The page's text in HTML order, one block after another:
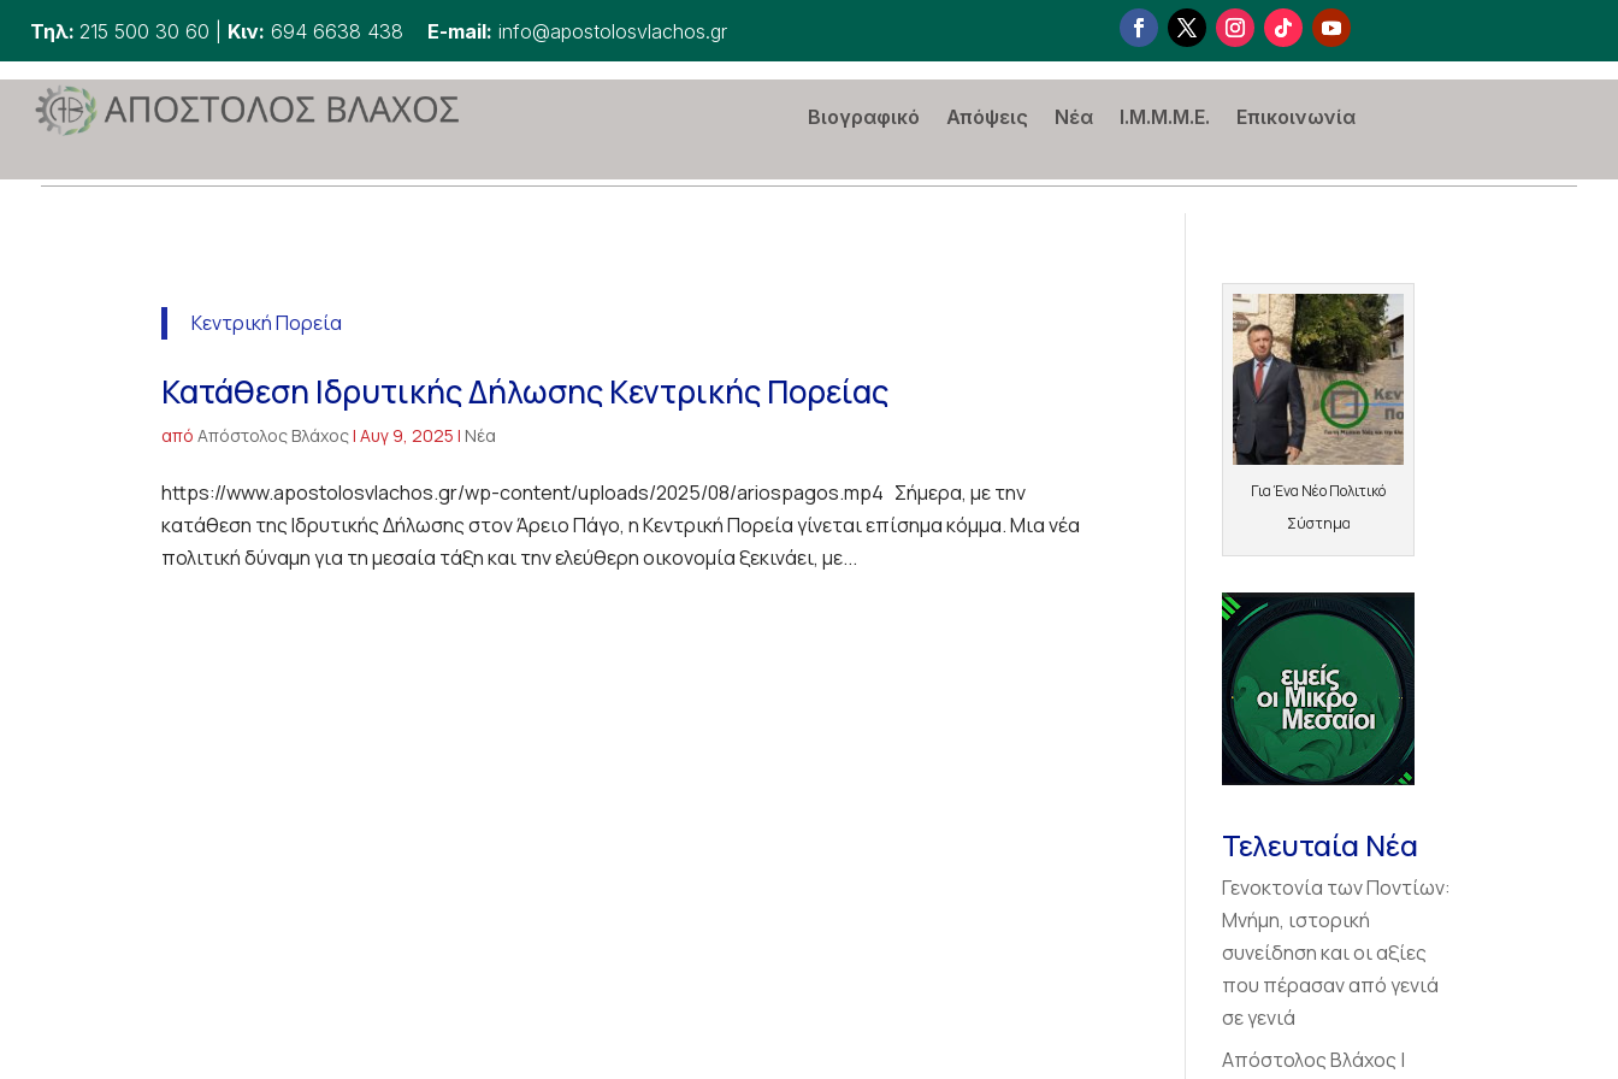
Τηλ: 215 500 30 60 Κιν: 694 6638 438 E-mail: info@apostolosvlachos.gr
Βιογραφικό Απόψεις Νέα I.M.M.M.E. Επικοινωνία
Κεντρική Πορεία
Κατάθεση Ιδρυτικής Δήλωσης Κεντρικής Πορείας
απόΑπόστολος Βλάχος|Αυγ 9, 2025 | Νέα
https://www.apostolosvlachos.gr/wp-content/uploads/2025/08/ariospagos.mp4 Σήμερα, με την
κατάθεση της Ιδρυτικής Δήλωσης στον Άρειο Πάγο, η Κεντρική Πορεία γίνεται επίσημα κόμμα. Μια νέα
πολιτική δύναμη για τη μεσαία τάξη και την ελεύθερη οικονομία ξεκινάει, με...
Για Ένα Νέο Πολιτικό
Σύστημα
Τελευταία Νέα
Γενοκτονία των Ποντίων:
Μνήμη, ιστορική
συνείδηση και οι αξίες
που πέρασαν από γενιά
σε γενιά
Απόστολος Βλάχος |